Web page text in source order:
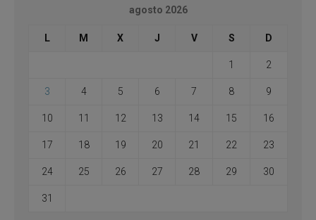
agosto 2026
L M X J V S D
1 2
3 4 5 6 7 8 9
10 11 12 13 14 15 16
17 18 19 20 21 22 23
24 25 26 27 28 29 30
31